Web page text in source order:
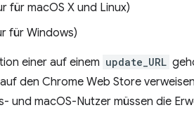
für macOS X und Linux)
für Windows)
einer auf einem update_URL
den Chrome Web Store
und macOS-Nutzer müssen die